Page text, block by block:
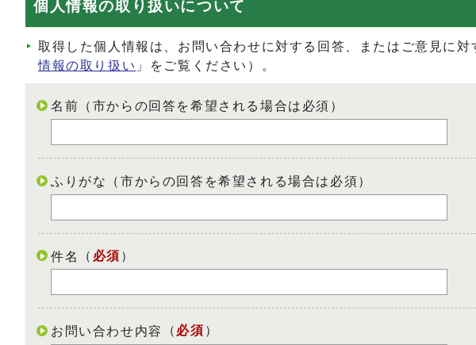
個人情報の取り扱いについて
取得した個人情報は、お問い合わせに対する回答、またはご意見に
情報の取り扱い 」をご覧ください）。
名前（市からの回答を希望される場合は必須）
ふりがな（市からの回答を希望される場合は必須）
件名 （ 必須 ）
お問い合わせ内容 （ 必須 ）